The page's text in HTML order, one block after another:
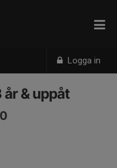
Logga in
& uppåt